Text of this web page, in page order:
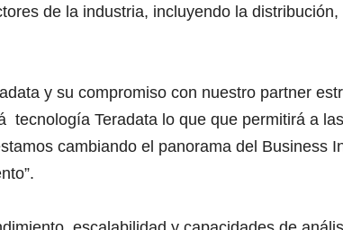
de la industria, incluyendo la
y su compromiso con nuestro partner
tecnología Teradata lo que que permitirá a
cambiando el panorama del Business